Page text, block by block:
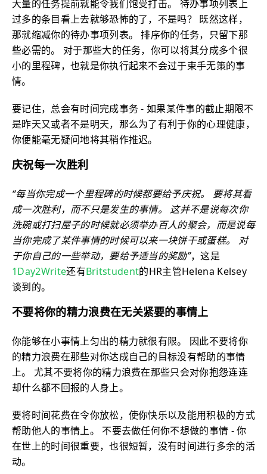
大量的任务提前就能令我们饱受打击。 待办事项列表上
过多的条目看上去就够恐怖的了，不是吗？ 既然这样，
那就缩减你的待办事项列表。 排序你的任务，只留下那
些必需的。 对于那些大的任务，你可以将其分成多个很
小的里程碑，也就是你执行起来不会过于束手无策的事
情。
要记住，总会有时间完成事务 - 如果某件事的截止期限不
是昨天又或者不是明天，那么为了有利于你的心理健康，
你便能毫无疑问地将其稍作推迟。
庆祝每一次胜利
“每当你完成一个里程碑的时候都要给予庆祝。 要将其看
成一次胜利，而不只是发生的事情。 这并不是说每次你
洗碗或打扫屋子的时候就必须举办百人的聚会，而是说每
当你完成了某件事情的时候可以来一块饼干或蛋糕。 对
于你自己的一些举动，要给予适当的奖励”，这是
1Day2Write还有Britstudent的HR主管Helena Kelsey
谈到的。
不要将你的精力浪费在无关紧要的事情上
你能够在小事情上匀出的精力就很有限。 因此不要将你
的精力浪费在那些对你达成自己的目标没有帮助的事情
上。 尤其不要将你的精力浪费在那些只会对你抱怨连连
却什么都不回报的人身上。
要将时间花费在令你放松，使你快乐以及能用积极的方式
帮助他人的事情上。 不要去做任何你不想做的事情 - 你
在世上的时间很重要，也很短暂，没有时间进行多余的活
动。